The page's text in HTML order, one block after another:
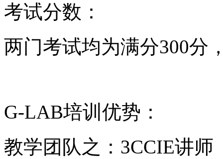
考试分数：
两门考试均为满分300分
G-LAB培训优势：
教学团队之：3CCIE讲师